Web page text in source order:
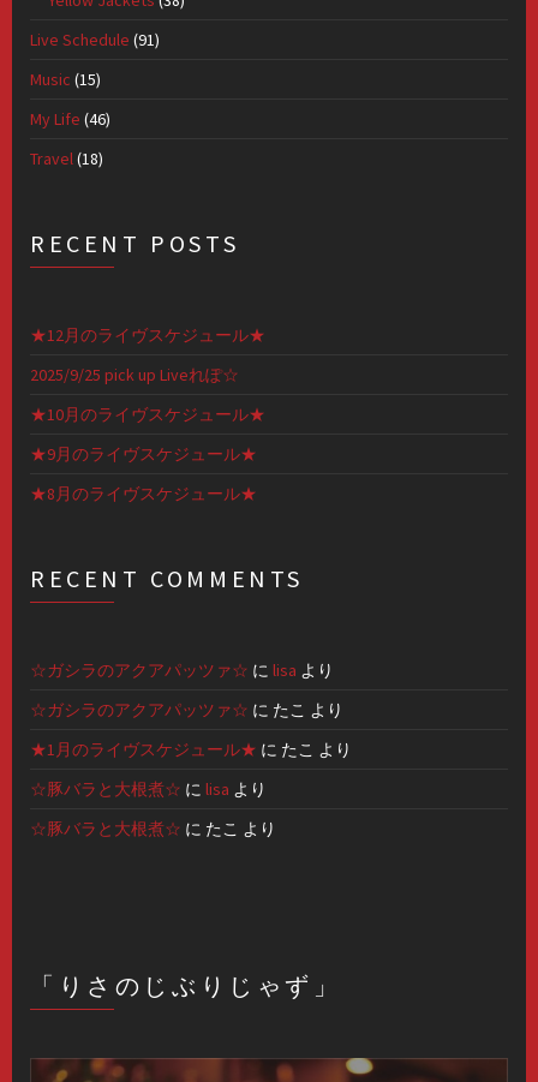
Live Schedule (91)
Music (15)
My Life (46)
Travel(18)
RECENT POSTS
★12月のライヴスケジュール★
2025/9/25 pick up Liveれぽ☆
★10月のライヴスケジュール★
★9月のライヴスケジュール★
★8月のライヴスケジュール★
RECENT COMMENTS
☆ガシラのアクアパッツァ☆ に lisa より
☆ガシラのアクアパッツァ☆ に たこ より
★1月のライヴスケジュール★ に たこ より
☆豚バラと大根煮☆ に lisa より
☆豚バラと大根煮☆ に たこ より
「りさのじぶりじゃず」